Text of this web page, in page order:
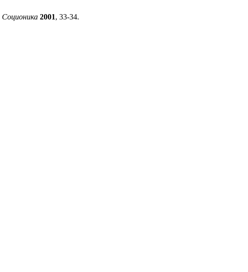
Соционика 2001, 33-34.